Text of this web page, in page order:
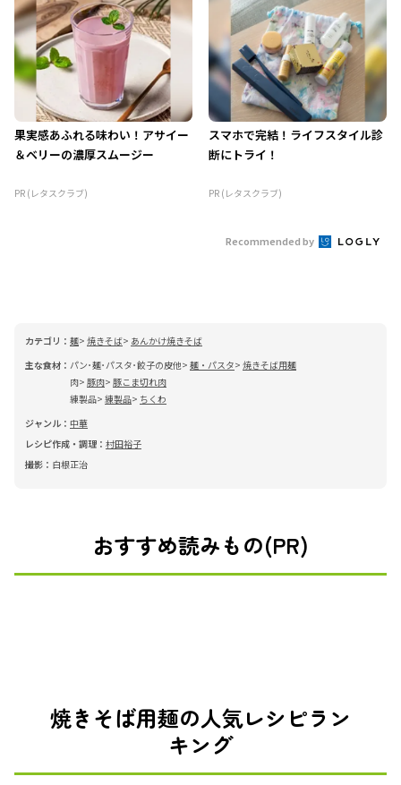
果実感あふれる味わい！アサイー
＆ベリーの濃厚スムージー
PR (レタスクラブ)
スマホで完結！ライフスタイル診
断にトライ！
PR (レタスクラブ)
Recommended by
カテゴリ： 麺 焼きそば
あんかけ焼きそば
主な食材： パン･麺･パスタ･餃子の皮他 麺・パスタ
焼きそば用麺
肉 豚肉 豚こま切れ肉
練製品 練製品
ちくわ
ジャンル： 中華
レシピ作成・調理： 村田裕子
撮影： 白根正治
おすすめ読みもの(PR)
焼きそば用麺の人気レシピラン
キング